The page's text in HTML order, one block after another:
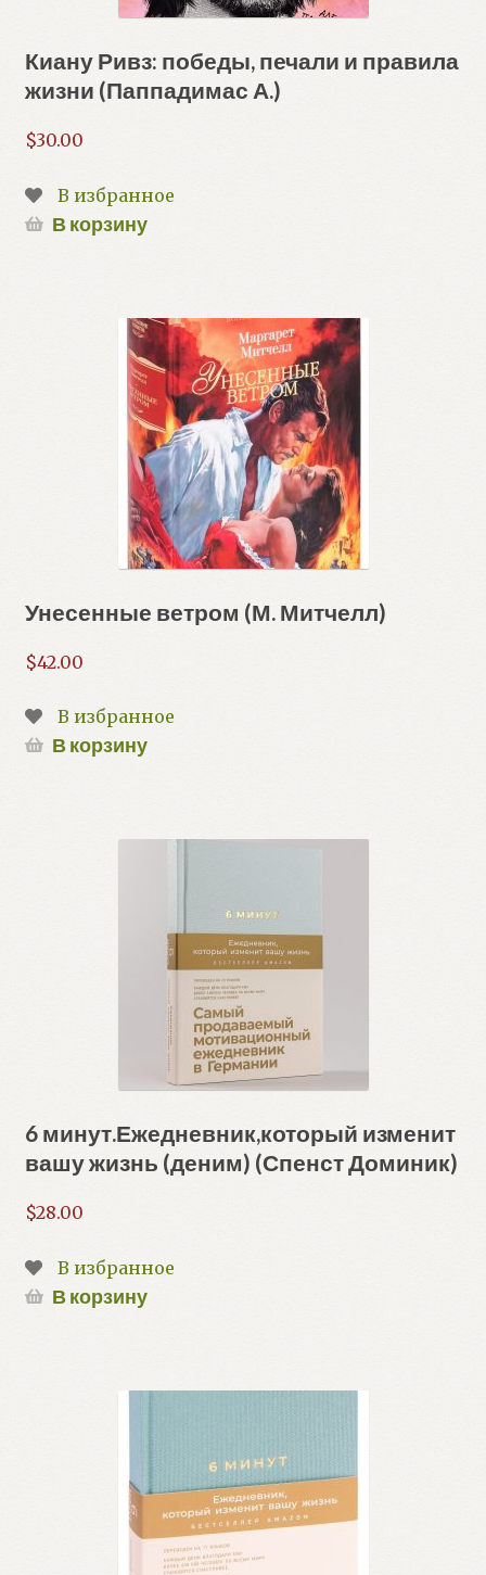
Киану Ривз: победы, печали и правила
жизни (Паппадимас А.)
$30.00
В избранное
В корзину
Унесенные ветром (М. Митчелл)
$42.00
В избранное
В корзину
6 минут.Ежедневник,который изменит
вашу жизнь (деним) (Спенст Доминик)
$28.00
В избранное
В корзину